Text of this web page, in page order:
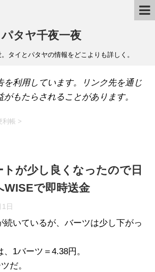
パタヤ千夜一夜
タイとパタヤの情報をどこよりも詳しく。
を利用しています。リンク先を通じ
がもたらされることがあります。
利帳 >
トが少し良くなったので日
で即時送金
日
続いているが、バーツは少し下がっ
1バーツ＝4.38円。
だ。